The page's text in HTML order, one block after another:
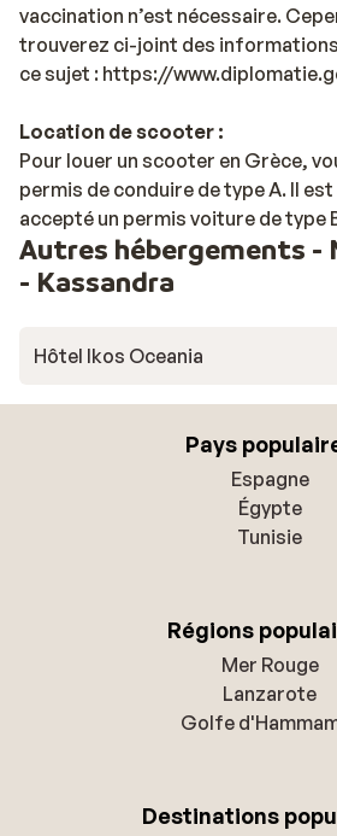
vaccination n’est nécessaire.
trouverez ci-joint des
ce sujet : https://
Location de scooter :
Pour louer un scooter en Grèce,
permis de conduire de type A. Il
accepté un permis voiture de type
Autres hébergements -
- Kassandra
Hôtel Ikos Oceania
Pays
Espagne
Égypte
Tunisie
Régions
Mer Rouge
Lanzarote
Golfe
Destinations